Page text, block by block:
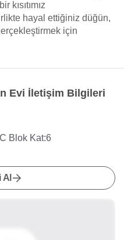
kısıtımız
hayal ettiğiniz düğün,
için
Evi İletişim Bilgileri
Blok Kat:6
Al